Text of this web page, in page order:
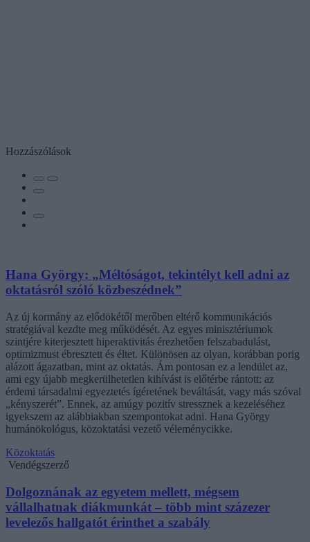
Hozzászólások
Hana György: „Méltóságot, tekintélyt kell adni az
oktatásról szóló közbeszédnek”
Az új kormány az elődökétől merőben eltérő kommunikációs
stratégiával kezdte meg működését. Az egyes minisztériumok
szintjére kiterjesztett hiperaktivitás érezhetően felszabadulást,
optimizmust ébresztett és éltet. Különösen az olyan, korábban porig
alázott ágazatban, mint az oktatás. Ám pontosan ez a lendület az,
ami egy újabb megkerülhetetlen kihívást is előtérbe rántott: az
érdemi társadalmi egyeztetés ígéretének beváltását, vagy más szóval
„kényszerét”. Ennek, az amúgy pozitív stressznek a kezeléséhez
igyekszem az alábbiakban szempontokat adni. Hana György
humánökológus, közoktatási vezető véleménycikke.
Közoktatás
Vendégszerző
Dolgoznának az egyetem mellett, mégsem
vállalhatnak diákmunkát – több mint százezer
levelezős hallgatót érinthet a szabály